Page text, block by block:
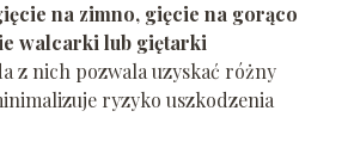
na zimno, gięcie na gorąco
walcarki lub giętarki
z nich pozwala uzyskać różny
ryzyko uszkodzenia